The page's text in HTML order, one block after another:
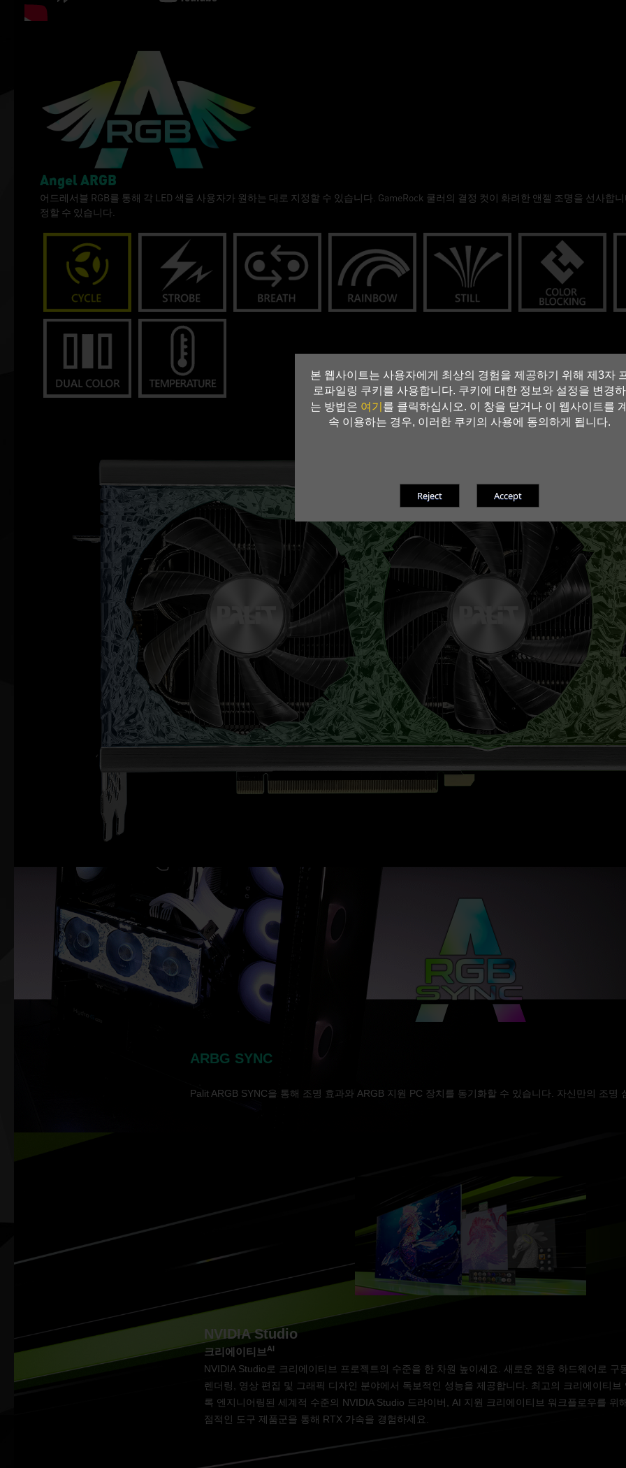
본 웹사이트는 사용자에게 최상의 경험을 제공하기 위해 제3자
로파일링 쿠키를 사용합니다. 쿠키에 대한 정보와 설정을 변경하
는 방법은 여기를 클릭하십시오. 이 창을 닫거나 이 웹사이트를
속 이용하는 경우, 이러한 쿠키의 사용에 동의하게 됩니다.
Angel ARGB
어드레서블 RGB를 통해 각 LED 색을 사용자가 원하는 대로 지정할 수 있습니다. GameRock 쿨러의 결정 컷이 화려한 앤젤 조명을 선사
정할 수 있습니다.
ARBG SYNC
Palit ARGB SYNC을 통해 조명 효과와 ARGB 지원 PC 장치를 동기화할 수 있습니다. 자신만의 조명
NVIDIA Studio
크리에이티브 AI
NVIDIA Studio로 크리에이티브 프로젝트의 수준을 한 차원 높이세요. 새로운 전용 하드웨어로 구
렌더링, 영상 편집 및 그래픽 디자인 분야에서 독보적인 성능을 제공합니다. 최고의 크리에이티
록 엔지니어링된 세계적 수준의 NVIDIA Studio 드라이버, AI 지원 크리에이티브 워크플로우를 위
점적인 도구 제품군을 통해 RTX 가속을 경험하세요.